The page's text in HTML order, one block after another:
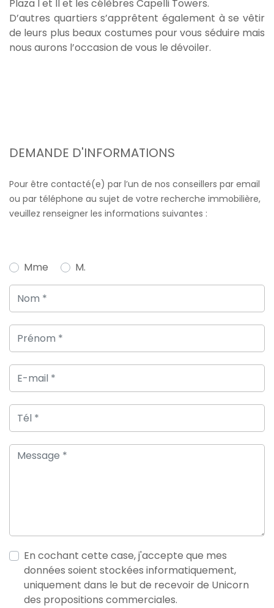
Plaza I et II et les célèbres Capelli Towers.
D’autres quartiers s’apprêtent également à se vêtir
de leurs plus beaux costumes pour vous séduire mais
nous aurons l’occasion de vous le dévoiler.
DEMANDE D'INFORMATIONS
Pour être contacté(e) par l’un de nos conseillers par email
ou par téléphone au sujet de votre recherche immobilière,
veuillez renseigner les informations suivantes :
Mme M.
En cochant cette case, j'accepte que mes
données soient stockées informatiquement,
uniquement dans le but de recevoir de Unicorn
des propositions commerciales.